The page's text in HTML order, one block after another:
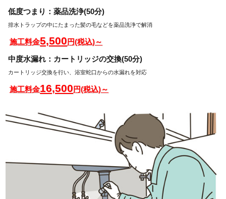
低度つまり：薬品洗浄(50分)
排水トラップの中にたまった髪の毛などを薬品洗浄で解消
施工料金5,500円(税込)～
中度水漏れ：カートリッジの交換(50分)
カートリッジ交換を行い、浴室蛇口からの水漏れを対応
施工料金16,500円(税込)～